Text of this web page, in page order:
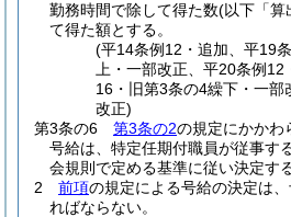
勤務時間で除して得た数(以下「算
て得た額とする。
(平14条例12・追加、平19
上・一部改正、平20条例
16・旧第3条の4繰下・一
改正)
第3条の6
第3条の2の規定にかかわ
号給は、特定任期付職員が従事す
会規則で定める基準に従い決定する
2
前項の規定による号給の決定は
ればならない。